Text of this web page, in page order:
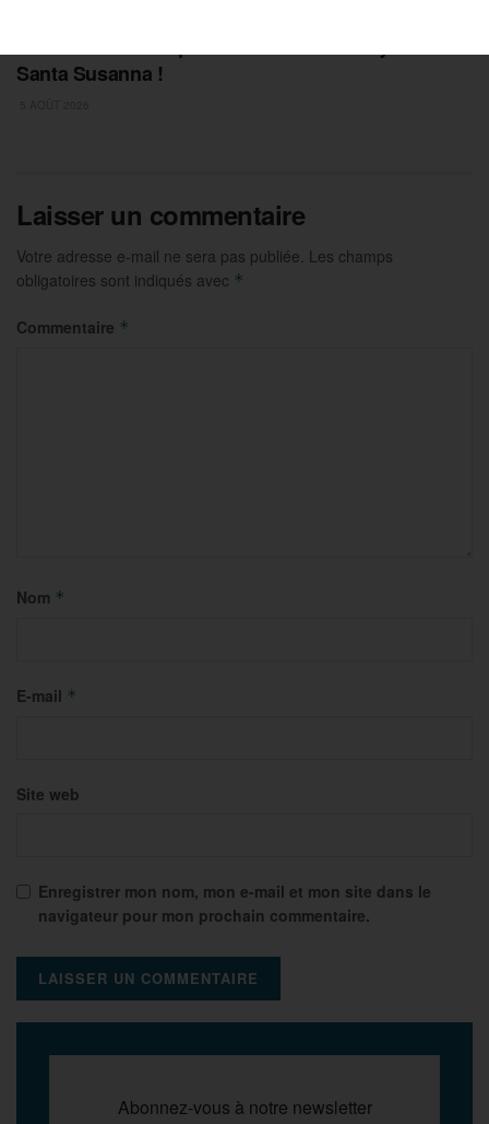
Santa Susanna !
Laisser un commentaire
Votre adresse e-mail ne sera pas publiée. Les champs
obligatoires sont indiqués avec *
Commentaire *
Nom *
E-mail *
Site web
Enregistrer mon nom, mon e-mail et mon site dans le
navigateur pour mon prochain commentaire.
Abonnez-vous à notre newsletter